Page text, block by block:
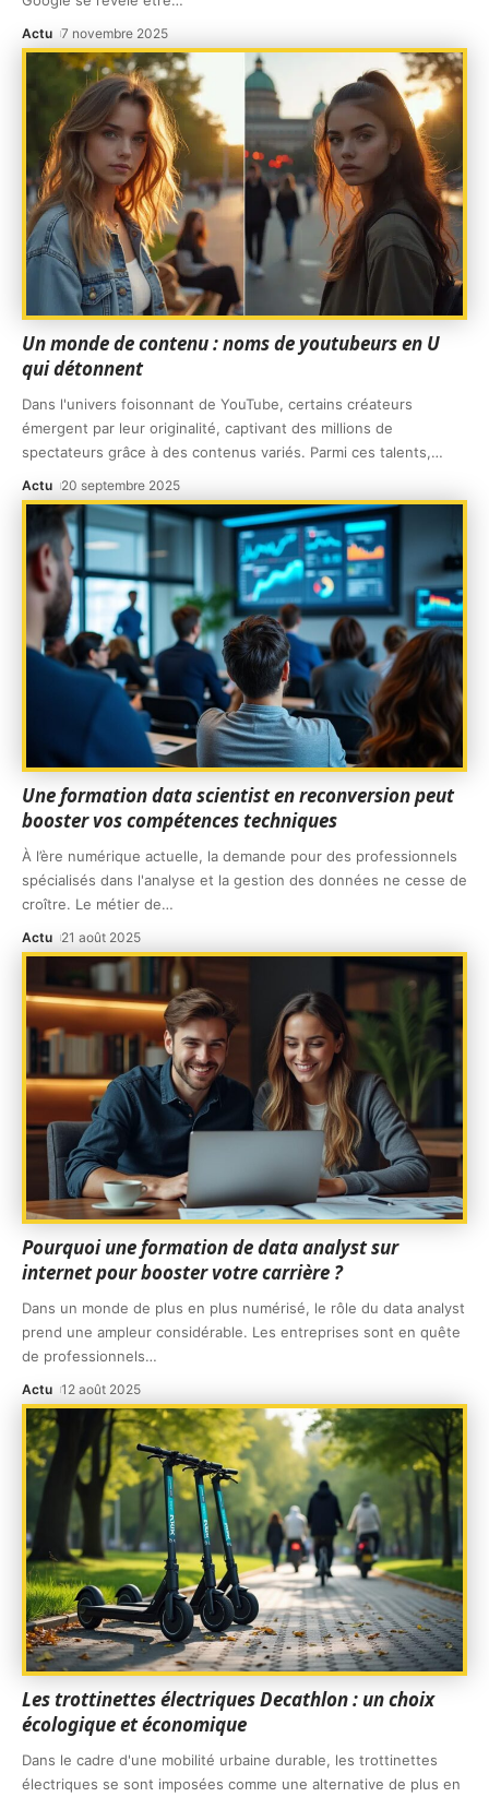
Actu 7 novembre 2025
Un monde de contenu : noms de youtubeurs en U
qui détonnent
Dans l'univers foisonnant de YouTube, certains créateurs
émergent par leur originalité, captivant des millions de
spectateurs grâce à des contenus variés. Parmi ces talents,…
Actu 20 septembre 2025
Une formation data scientist en reconversion peut
booster vos compétences techniques
À l’ère numérique actuelle, la demande pour des professionnels
spécialisés dans l'analyse et la gestion des données ne cesse de
croître. Le métier de…
Actu 21 août 2025
Pourquoi une formation de data analyst sur
internet pour booster votre carrière ?
Dans un monde de plus en plus numérisé, le rôle du data analyst
prend une ampleur considérable. Les entreprises sont en quête
de professionnels…
Actu 12 août 2025
Les trottinettes électriques Decathlon : un choix
écologique et économique
Dans le cadre d'une mobilité urbaine durable, les trottinettes
électriques se sont imposées comme une alternative de plus en